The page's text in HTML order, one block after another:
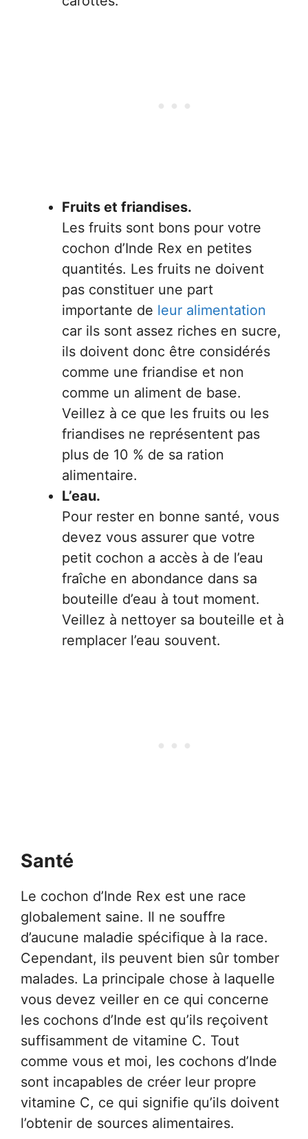
Fruits et friandises.
Les fruits sont bons pour votre
cochon d’Inde Rex en petites
quantités. Les fruits ne doivent
pas constituer une part
importante de leur alimentation
car ils sont assez riches en sucre,
ils doivent donc être considérés
comme une friandise et non
comme un aliment de base.
Veillez à ce que les fruits ou les
friandises ne représentent pas
plus de 10 % de sa ration
alimentaire.
L’eau.
Pour rester en bonne santé, vous
devez vous assurer que votre
petit cochon a accès à de l’eau
fraîche en abondance dans sa
bouteille d’eau à tout moment.
Veillez à nettoyer sa bouteille et à
remplacer l’eau souvent.
Santé
Le cochon d’Inde Rex est une race
globalement saine. Il ne souffre
d’aucune maladie spécifique à la race.
Cependant, ils peuvent bien sûr tomber
malades. La principale chose à laquelle
vous devez veiller en ce qui concerne
les cochons d’Inde est qu’ils reçoivent
suffisamment de vitamine C. Tout
comme vous et moi, les cochons d’Inde
sont incapables de créer leur propre
vitamine C, ce qui signifie qu’ils doivent
l’obtenir de sources alimentaires.